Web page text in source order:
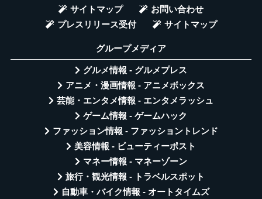
サイトマップ
お問い合わせ
プレスリリース受付
サイトマップ
グループメディア
グルメ情報 - グルメプレス
アニメ・漫画情報 - アニメボックス
芸能・エンタメ情報 - エンタメラッシュ
ゲーム情報 - ゲームハック
ファッション情報 - ファッショントレンド
美容情報 - ビューティーポスト
マネー情報 - マネーゾーン
旅行・観光情報 - トラベルスポット
自動車・バイク情報 - オートタイムズ